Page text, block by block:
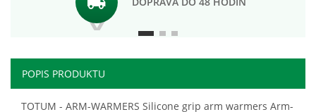
POPIS PRODUKTU
TOTUM - ARM-WARMERS Silicone grip arm warmers Arm-